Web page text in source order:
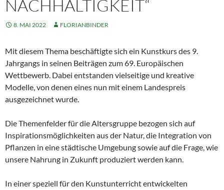
NACHHALTIGKEIT“
8. MAI 2022 FLORIANBINDER
Mit diesem Thema beschäftigte sich ein Kunstkurs des 9.
Jahrgangs in seinen Beiträgen zum 69. Europäischen
Wettbewerb. Dabei entstanden vielseitige und kreative
Modelle, von denen eines nun mit einem Landespreis
ausgezeichnet wurde.
Die Themenfelder für die Altersgruppe bezogen sich auf
Inspirationsmöglichkeiten aus der Natur, die Integration von
Pflanzen in eine städtische Umgebung sowie auf die Frage, wie
unsere Nahrung in Zukunft produziert werden kann.
In einer speziell für den Kunstunterricht entwickelten